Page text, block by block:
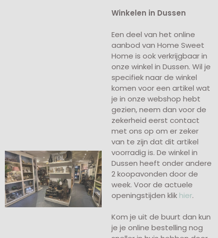
Winkelen in Dussen
Een deel van het online
aanbod van Home Sweet
Home is ook verkrijgbaar in
onze winkel in Dussen. Wil je
specifiek naar de winkel
komen voor een artikel wat
je in onze webshop hebt
gezien, neem dan voor de
zekerheid eerst contact
met ons op om er zeker
van te zijn dat dit artikel
voorradig is. De winkel in
Dussen heeft onder andere
2 koopavonden door de
week. Voor de actuele
openingstijden klik hier.
Kom je uit de buurt dan kun
je je online bestelling nog